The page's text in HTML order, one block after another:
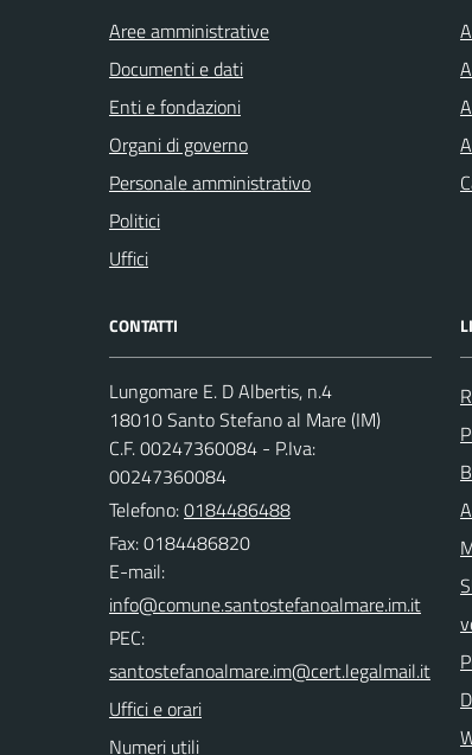
Aree amministrative
Documenti e dati
Enti e fondazioni
Organi di governo
Personale amministrativo
Politici
Uffici
CONTATTI
Lungomare E. D Albertis, n.4
18010 Santo Stefano al Mare (IM)
C.F. 00247360084 - P.Iva:
00247360084
Telefono:0184486488
Fax: 0184486820
E-mail:
PEC:
Uffici e orari
Numeri utili